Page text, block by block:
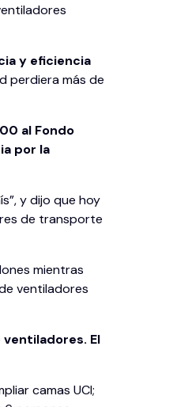
y eficiencia
perdiera más de
al Fondo
por la
y dijo que hoy
de transporte
mientras
ventiladores
El
camas UCI;